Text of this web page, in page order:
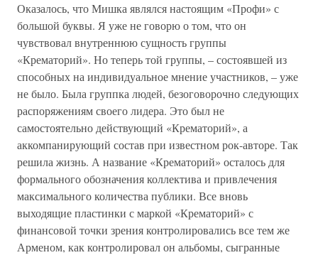
Оказалось, что Мишка являлся настоящим «Профи» с
большой буквы. Я уже не говорю о том, что он
чувствовал внутреннюю сущность группы
«Крематорий». Но теперь той группы, – состоявшей из
способных на индивидуальное мнение участников, – уже
не было. Была группка людей, безоговорочно следующих
распоряжениям своего лидера. Это был не
самостоятельно действующий «Крематорий», а
аккомпанирующий состав при известном рок-авторе. Так
решила жизнь. А название «Крематорий» осталось для
формального обозначения коллектива и привлечения
максимального количества публики. Все вновь
выходящие пластинки с маркой «Крематорий» с
финансовой точки зрения контролировались все тем же
Арменом, как контролировал он альбомы, сыгранные